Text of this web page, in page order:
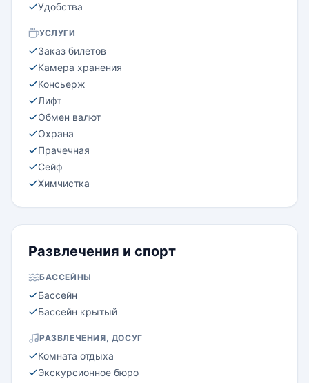
Удобства
УСЛУГИ
Заказ билетов
Камера хранения
Консьерж
Лифт
Обмен валют
Охрана
Прачечная
Сейф
Химчистка
Развлечения и спорт
БАССЕЙНЫ
Бассейн
Бассейн крытый
РАЗВЛЕЧЕНИЯ, ДОСУГ
Комната отдыха
Экскурсионное бюро